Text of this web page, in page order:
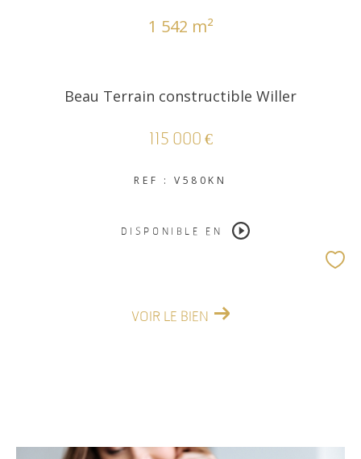
1 542 m²
Beau Terrain constructible Willer
115 000 €
REF : V580KN
DISPONIBLE EN
VOIR LE BIEN